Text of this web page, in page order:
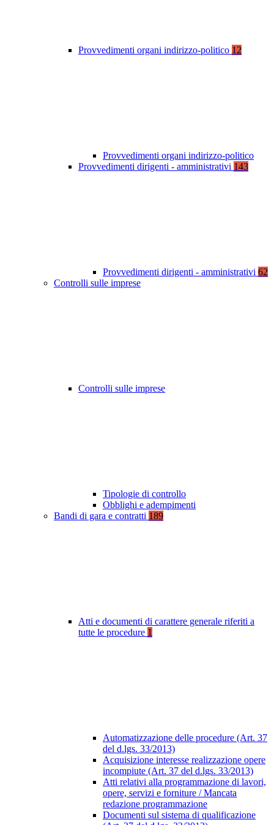
Provvedimenti organi indirizzo-politico 12
Provvedimenti organi indirizzo-politico
Provvedimenti dirigenti - amministrativi 143
Provvedimenti dirigenti - amministrativi 62
Controlli sulle imprese
Controlli sulle imprese
Tipologie di controllo
Obblighi e adempimenti
Bandi di gara e contratti 189
Atti e documenti di carattere generale riferiti a
tutte le procedure 1
Automatizzazione delle procedure (Art. 37
del d.lgs. 33/2013)
Acquisizione interesse realizzazione opere
incompiute (Art. 37 del d.lgs. 33/2013)
Atti relativi alla programmazione di lavori,
opere, servizi e forniture / Mancata
redazione programmazione
Documenti sul sistema di qualificazione